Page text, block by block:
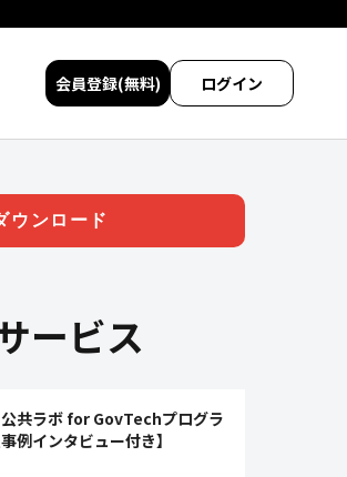
会員登録(無料) ログイン
ウンロード
ービス
共ラボ for GovTechプログラ
例インタビュー付き】